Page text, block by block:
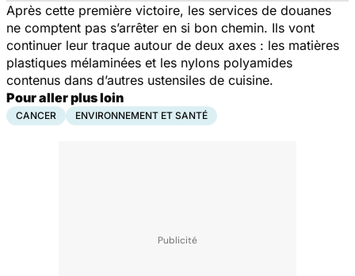
Après cette première victoire, les services de douanes
ne comptent pas s’arrêter en si bon chemin. Ils vont
continuer leur traque autour de deux axes : les matières
plastiques mélaminées et les nylons polyamides
contenus dans d’autres ustensiles de cuisine.
Pour aller plus loin
CANCER ENVIRONNEMENT ET SANTÉ